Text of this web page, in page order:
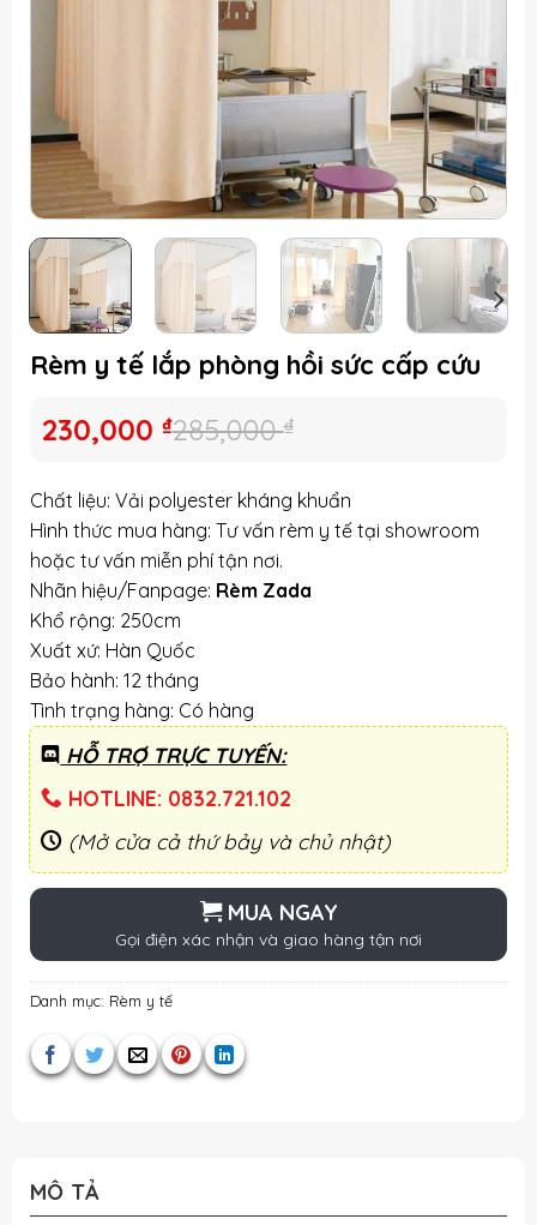
Rèm y tế lắp phòng hồi sức cấp cứu
285,000₫
Giá
là:
285,000 ₫.
230,000 ₫
Giá
hiện
tại
là:
230,000 ₫.
Chất liệu: Vải polyester kháng khuẩn
Hình thức mua hàng: Tư vấn rèm y tế tại showroom
hoặc tư vấn miễn phí tận nơi.
Nhãn hiệu/Fanpage: Rèm Zada
Khổ rộng: 250cm
Xuất xứ: Hàn Quốc
Bảo hành: 12 tháng
Tình trạng hàng: Có hàng
HỖ TRỢ TRỰC TUYẾN:
HOTLINE: 0832.721.102
(Mở cửa cả thứ bảy và chủ nhật)
MUA NGAY
Gọi điện xác nhận và giao hàng tận nơi
Danh mục: Rèm y tế
MÔ TẢ